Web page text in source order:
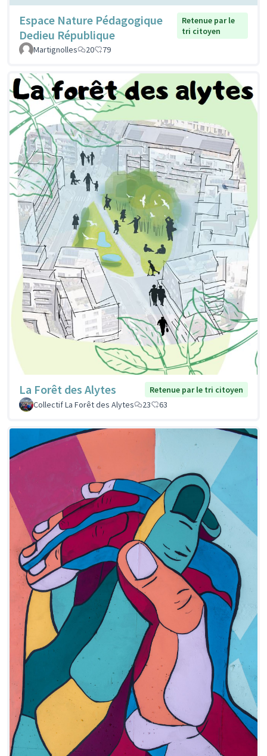
Espace Nature Pédagogique
Dedieu République
Retenue par le
tri citoyen
Martignolles
20 79
La Forêt des Alytes
Retenue par le tri citoyen
Collectif La Forêt des Alytes
23 63